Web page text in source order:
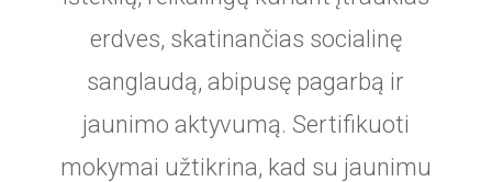
erdves, skatinančias socialinę
sanglaudą, abipusę pagarbą ir
jaunimo aktyvumą. Sertifikuoti
mokymai užtikrina, kad su jaunimu